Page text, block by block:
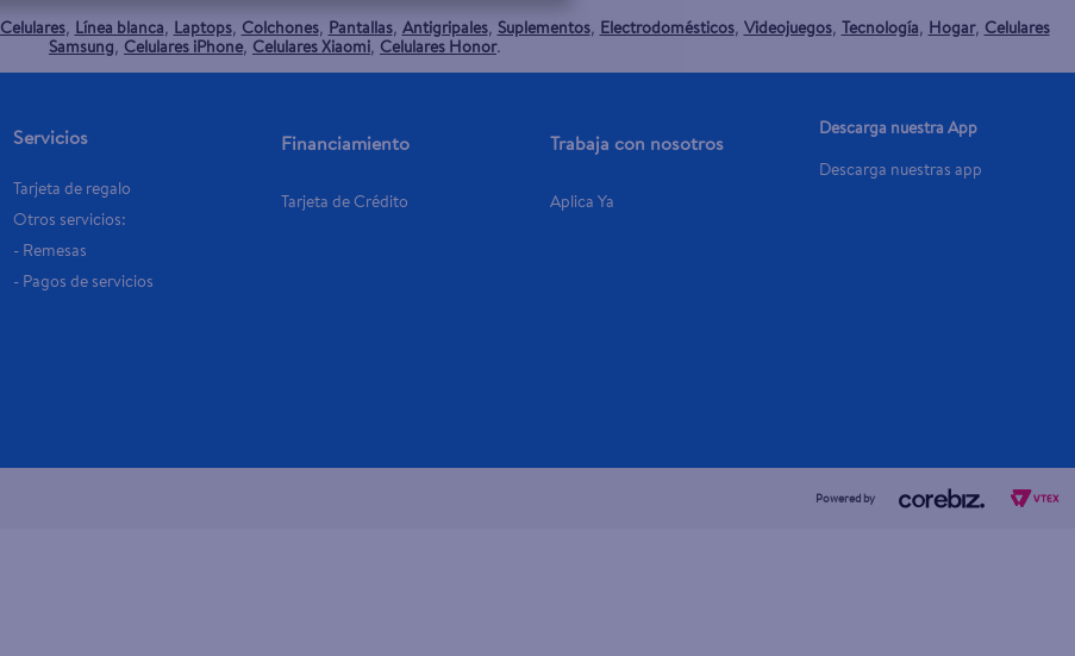
Celulares, Línea blanca, Laptops, Colchones, Pantallas, Antigripales, Suplementos, Electrodomésticos, Videojuegos, Tecnología, Hogar, Celulares
Samsung, Celulares iPhone, Celulares Xiaomi, Celulares Honor.
Servicios
Tarjeta de regalo
Otros servicios:
- Remesas
- Pagos de servicios
Financiamiento
Tarjeta de Crédito
Trabaja con nosotros
Aplica Ya
Descarga nuestra App
Descarga nuestras app
Powered by